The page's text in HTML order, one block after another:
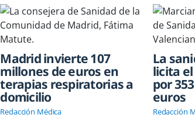
Madrid invierte 107
millones de euros en
terapias respiratorias a
domicilio
Redacción Médica
La
licita el
por
euros
Redacción